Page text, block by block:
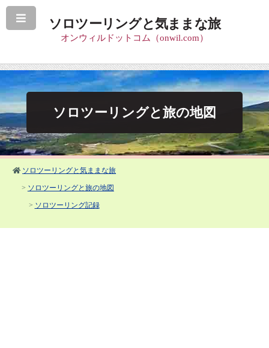
ソロツーリングと気ままな旅
オンウィルドットコム（onwil.com）
ソロツーリングと旅の地図
ソロツーリングと気ままな旅
> ソロツーリングと旅の地図
> ソロツーリング記録